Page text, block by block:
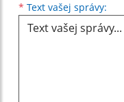
* Text vašej správy: